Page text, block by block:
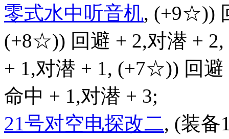
零式水中听音机, (+9☆))
(+8☆)) 回避 + 2,对潜 +
+ 1,对潜 + 1, (+7☆)) 回
命中 + 1,对潜 + 3;
21号对空电探改二, (装备